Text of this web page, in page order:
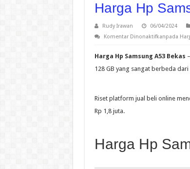
Harga Hp
Rudy Irawan 06/04/2024
Komentar Dinonaktifkanpada
Harga Hp Samsung A53 Bekas
128 GB yang sangat berbeda
Riset platform jual beli online
Rp 1,8 juta.
Harga Hp